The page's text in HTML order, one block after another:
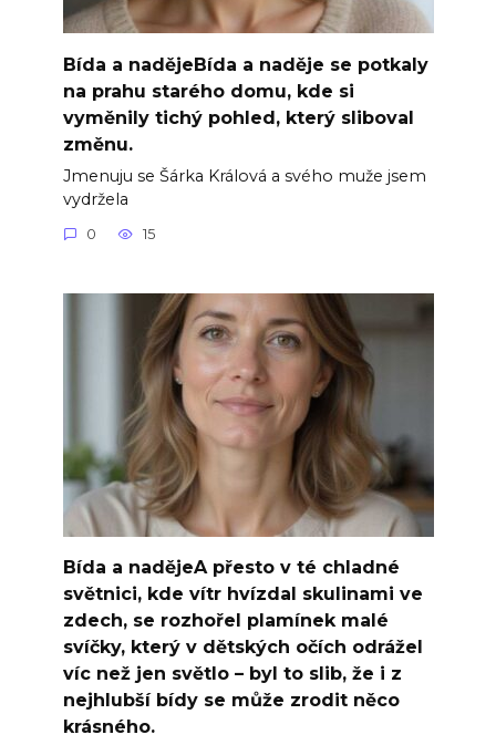
Bída a nadějeBída a naděje se potkaly
na prahu starého domu, kde si
vyměnily tichý pohled, který sliboval
změnu.
Jmenuju se Šárka Králová a svého muže jsem
vydržela
0 15
Bída a nadějeA přesto v té chladné
světnici, kde vítr hvízdal skulinami ve
zdech, se rozhořel plamínek malé
svíčky, který v dětských očích odrážel
víc než jen světlo – byl to slib, že i z
nejhlubší bídy se může zrodit něco
krásného.